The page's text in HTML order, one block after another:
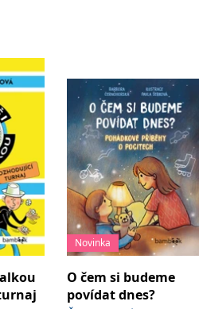
Novinka
O čem si budeme
povídat dnes?